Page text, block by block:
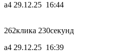
а4 29.12.25 16:44
262клика 230секунд
а4 29.12.25 16:39